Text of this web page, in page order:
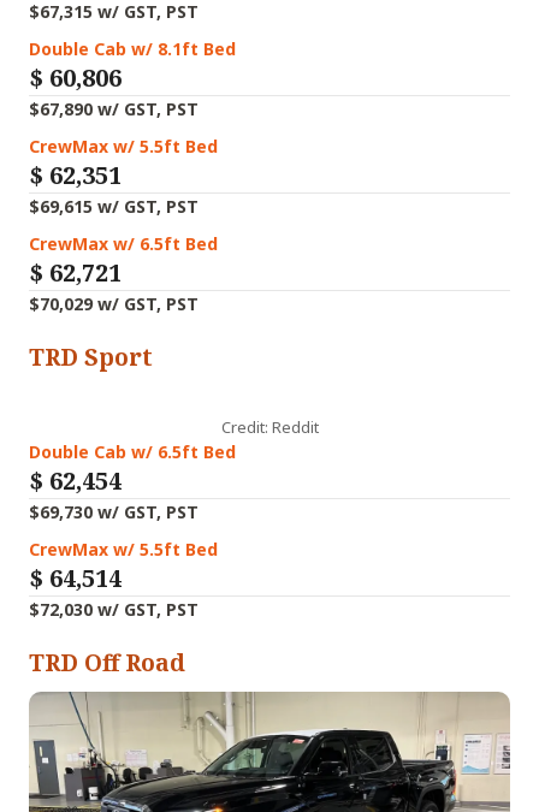
$67,315 w/ GST, PST
Double Cab w/ 8.1ft Bed
$ 60,806
$67,890 w/ GST, PST
CrewMax w/ 5.5ft Bed
$ 62,351
$69,615 w/ GST, PST
CrewMax w/ 6.5ft Bed
$ 62,721
$70,029 w/ GST, PST
TRD Sport
Credit: Reddit
Double Cab w/ 6.5ft Bed
$ 62,454
$69,730 w/ GST, PST
CrewMax w/ 5.5ft Bed
$ 64,514
$72,030 w/ GST, PST
TRD Off Road